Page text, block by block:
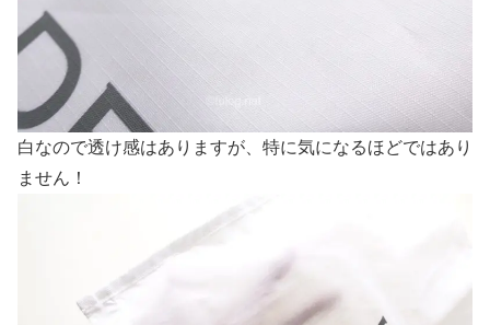
白なので透け感はありますが、特に気になるほどではあり
ません！